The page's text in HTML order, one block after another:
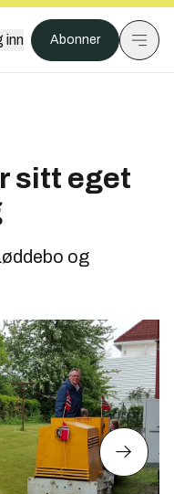
inn Abonner
sitt eget
og